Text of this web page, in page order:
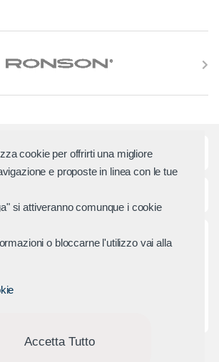
cookie per offrirti una migliore
e proposte in linea con le tue
si attiveranno comunque i cookie
o bloccarne l'utilizzo vai alla
Accetta Tutto